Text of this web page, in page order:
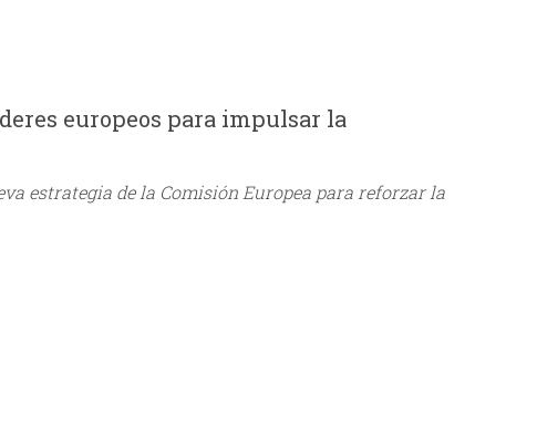
europeos para impulsar la
estrategia de la Comisión Europea para reforzar la